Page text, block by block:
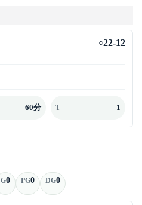
○22-12
60分 T 1
G0 PG0 DG0